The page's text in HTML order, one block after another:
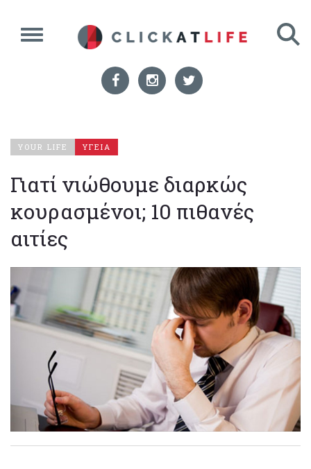
YOUR LIFE ΥΓΕΙΑ
Γιατί νιώθουμε διαρκώς
κουρασμένοι; 10 πιθανές
αιτίες